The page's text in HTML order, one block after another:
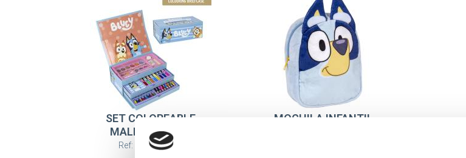
SET COLOREABLE
MALETÍN BLUEY
Ref: 2700001215
MOCHILA INFANTIL